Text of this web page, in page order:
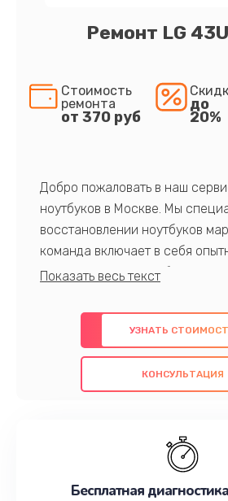
Ремонт LG
Стоимость
ремонта
от 370 руб
до
20%
Добро пожаловать в наш
ноутбуков в Москве. Мы
восстановлении ноутбуков
команда включает в себя
профессионалов с обширными
предлагаем быстрый и
использованием
также гарантируем качество
проведенных работ. Наша цель
наилучшим образом. Не
УЗНАТЬ
КОНСУЛЬТАЦИЯ
Бесплатная